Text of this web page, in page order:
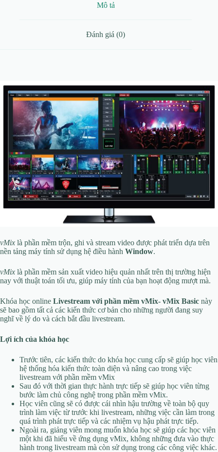
Mô tả
Đánh giá (0)
vMix là phần mềm trộn, ghi và stream video được phát triển dựa trên
nền tảng máy tính sử dụng hệ điều hành Window.
vMix là phần mềm sản xuất video hiệu quản nhất trên thị trường hiện
nay với thuật toán tối ưu, giúp máy tính của bạn hoạt động mượt mà.
Khóa học online Livestream với phần mềm vMix- vMix Basic này
sẽ bao gồm tất cả các kiến ​​thức cơ bản cho những người đang suy
nghĩ về lý do và cách bắt đầu livestream.
Lợi ích của khóa học
Trước tiên, các kiến thức do khóa học cung cấp sẽ giúp học viên
hệ thống hóa kiến thức toàn diện và nâng cao trong việc
livestream với phần mềm vMix
Sau đó với thời gian thực hành trực tiếp sẽ giúp học viên từng
bước làm chủ công nghệ trong phần mềm vMix.
Học viên cũng sẽ có được cái nhìn hậu trường về toàn bộ quy
trình làm việc từ trước khi livestream, những việc cần làm trong
quá trình phát trực tiếp và các nhiệm vụ hậu phát trực tiếp.
Ngoài ra, giảng viên mong muốn khóa học sẽ giúp các học viên
một khi đã hiểu về ứng dụng vMix, không những đưa vào thực
hành trong livestream mà còn sử dụng trong các công việc khác.